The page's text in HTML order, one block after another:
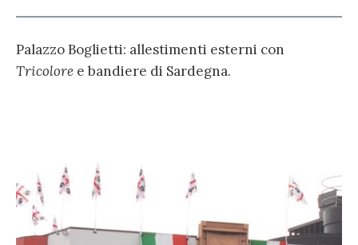
Palazzo Boglietti: allestimenti esterni con
Tricolore e bandiere di Sardegna.